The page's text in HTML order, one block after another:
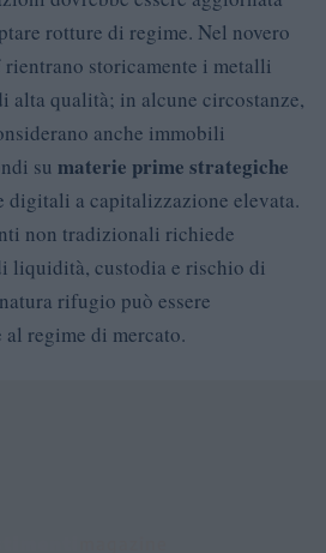
rotture di regime. Nel novero
rientrano storicamente i metalli
alta qualità; in alcune circostanze,
anche immobili
su materie prime strategiche
digitali a capitalizzazione elevata.
non tradizionali richiede
liquidità, custodia e rischio di
rifugio può essere
al regime di mercato.